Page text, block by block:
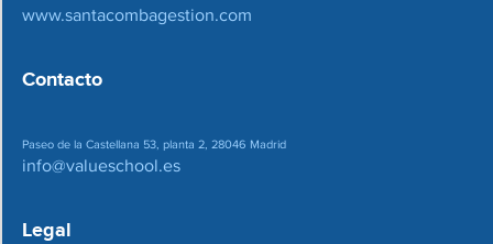
www.santacombagestion.com
Contacto
Paseo de la Castellana 53, planta 2, 28046 Madrid
info@valueschool.es
Legal